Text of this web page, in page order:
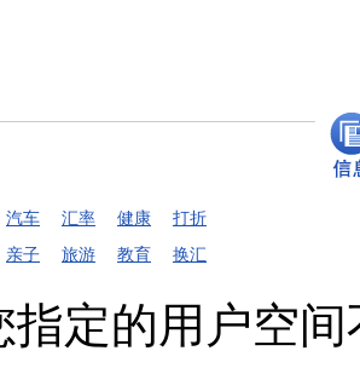
汽车 汇率 健康
打折
亲子 旅游 教育 换汇
指定的用户空间